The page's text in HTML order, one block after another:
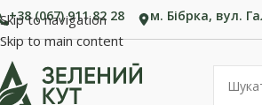
Skip to navigation
Skip to main content
+38 (067) 911 82 28 м. Бібрка, вул.